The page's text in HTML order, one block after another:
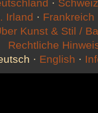
·
Irland · Frankreich
Kunst & Stil /
Rechtliche
· English ·